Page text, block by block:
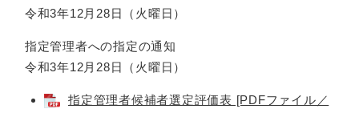
令和3年12月28日（火曜日）
指定管理者への指定の通知
令和3年12月28日（火曜日）
指定管理者候補者選定評価表 [PDFファイル／